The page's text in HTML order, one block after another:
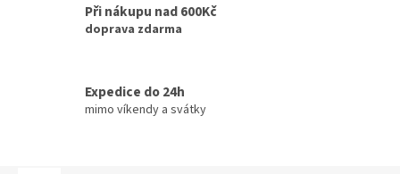
Při nákupu nad 600Kč
doprava zdarma
Expedice do 24h
mimo víkendy a svátky